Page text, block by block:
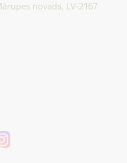
novads, LV-2167